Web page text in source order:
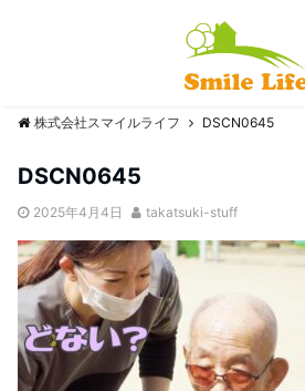
株式会社スマイルライフ DSCN0645
DSCN0645
2025年4月4日 takatsuki-stuff